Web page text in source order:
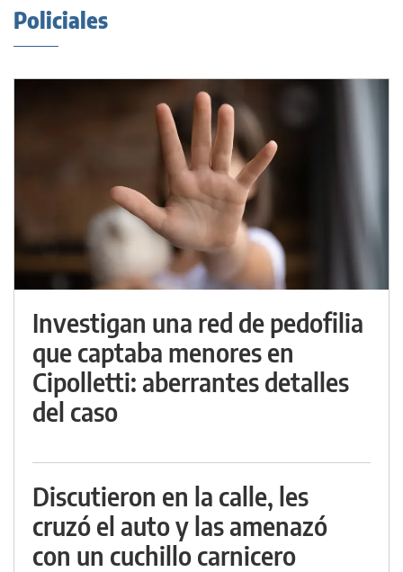
Policiales
Investigan una red de pedofilia
que captaba menores en
Cipolletti: aberrantes detalles
del caso
Discutieron en la calle, les
cruzó el auto y las amenazó
con un cuchillo carnicero